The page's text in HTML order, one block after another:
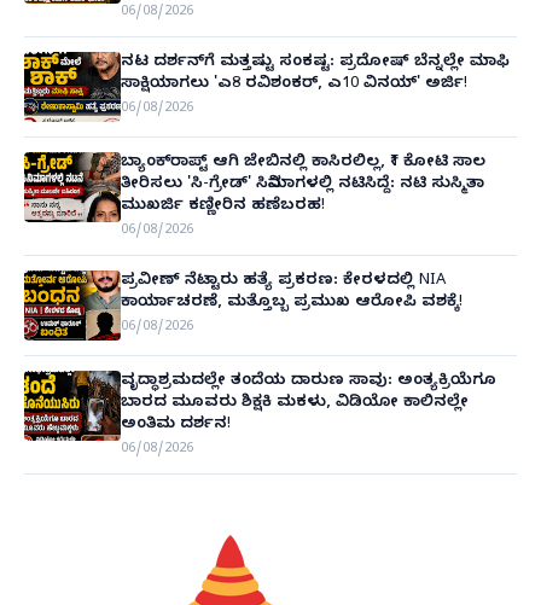
06/08/2026
ನಟ ದರ್ಶನ್‌ಗೆ ಮತ್ತಷ್ಟು ಸಂಕಷ್ಟ: ಪ್ರದೋಷ್ ಬೆನ್ನಲ್ಲೇ ಮಾಫಿ
ಸಾಕ್ಷಿಯಾಗಲು 'ಎ8 ರವಿಶಂಕರ್, ಎ10 ವಿನಯ್' ಅರ್ಜಿ!
06/08/2026
ಬ್ಯಾಂಕ್‌ರಾಪ್ಟ್‌ ಆಗಿ ಜೇಬಿನಲ್ಲಿ ಕಾಸಿರಲಿಲ್ಲ, ₹1 ಕೋಟಿ ಸಾಲ
ತೀರಿಸಲು 'ಸಿ-ಗ್ರೇಡ್' ಸಿನಿಮಾಗಳಲ್ಲಿ ನಟಿಸಿದ್ದೆ: ನಟಿ ಸುಸ್ಮಿತಾ
ಮುಖರ್ಜಿ ಕಣ್ಣೀರಿನ ಹಣೆಬರಹ!
06/08/2026
ಪ್ರವೀಣ್ ನೆಟ್ಟಾರು ಹತ್ಯೆ ಪ್ರಕರಣ: ಕೇರಳದಲ್ಲಿ NIA
ಕಾರ್ಯಾಚರಣೆ, ಮತ್ತೊಬ್ಬ ಪ್ರಮುಖ ಆರೋಪಿ ವಶಕ್ಕೆ!
06/08/2026
ವೃದ್ಧಾಶ್ರಮದಲ್ಲೇ ತಂದೆಯ ದಾರುಣ ಸಾವು: ಅಂತ್ಯಕ್ರಿಯೆಗೂ
ಬಾರದ ಮೂವರು ಶಿಕ್ಷಕಿ ಮಕಳು, ವಿಡಿಯೋ ಕಾಲಿನಲ್ಲೇ
ಅಂತಿಮ ದರ್ಶನ!
06/08/2026